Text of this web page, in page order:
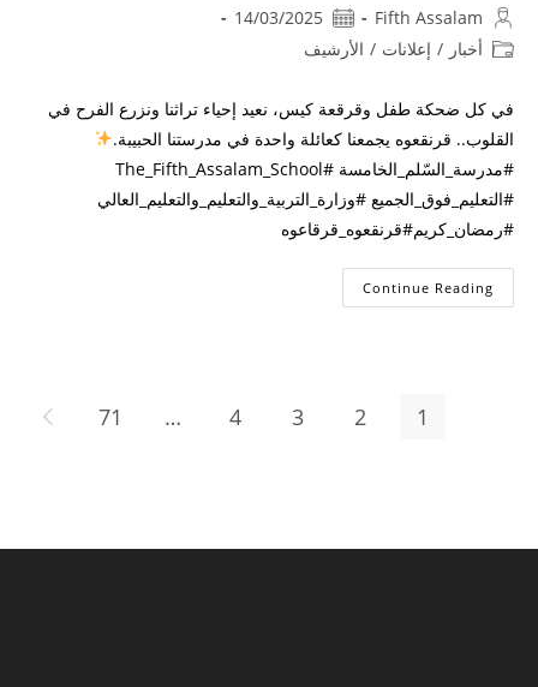
Fifth Assalam
14/03/2025
أخبار / إعلانات / الأرشيف
في كل ضحكة طفل وقرقعة كيس، نعيد إحياء تراثنا ونزرع الفرح في
القلوب.. قرنقعوه يجمعنا كعائلة واحدة في مدرستنا الحبيبة.
#مدرسة_السّلم_الخامسة #The_Fifth_Assalam_School
#التعليم_فوق_الجميع #وزارة_التربية_والتعليم_والتعليم_العالي
#رمضان_كريم#قرنقعوه_قرقاعوه
Continue Reading
1
2
3
4
…
71